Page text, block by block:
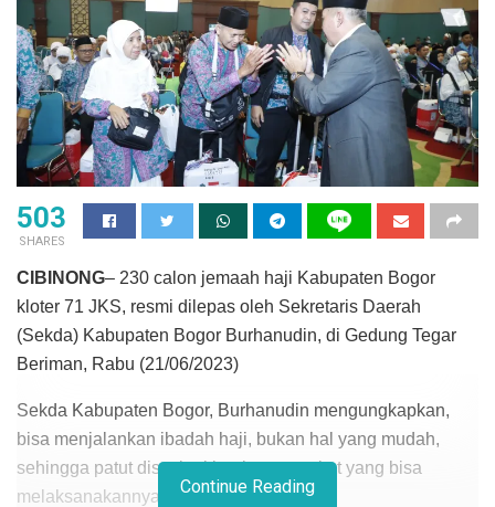
503
SHARES
CIBINONG– 230 calon jemaah haji Kabupaten Bogor
kloter 71 JKS, resmi dilepas oleh Sekretaris Daerah
(Sekda) Kabupaten Bogor Burhanudin, di Gedung Tegar
Beriman, Rabu (21/06/2023)
Sekda Kabupaten Bogor, Burhanudin mengungkapkan,
bisa menjalankan ibadah haji, bukan hal yang mudah,
sehingga patut disyukuri bagi masyarakat yang bisa
melaksanakannya tahun ini.Continue Reading